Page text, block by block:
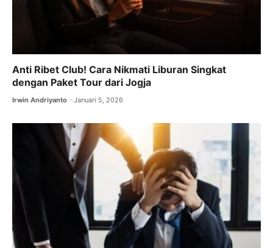
Anti Ribet Club! Cara Nikmati Liburan Singkat
dengan Paket Tour dari Jogja
Irwin Andriyanto Januari 5, 2026